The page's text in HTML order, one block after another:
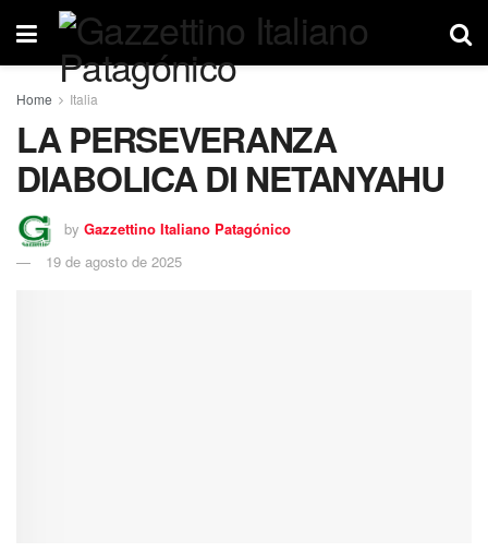
Home Italia
LA PERSEVERANZA
DIABOLICA DI NETANYAHU
by Gazzettino Italiano Patagónico
19 de agosto de 2025